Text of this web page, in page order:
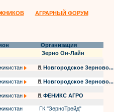
АГРАРНЫЙ ФОРУМ
Организация
Зерно Он-Лайн
Новгородское Зерново...
Новгородское Зерново...
ФЕНИКС АГРО
ГК "ЗерноТрейд"